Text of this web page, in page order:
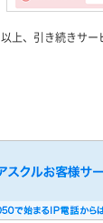
以上、引き続きサー